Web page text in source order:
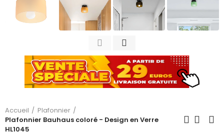
Accueil
Plafonnier
Plafonnier Bauhaus coloré - Design en Verre
HL1045